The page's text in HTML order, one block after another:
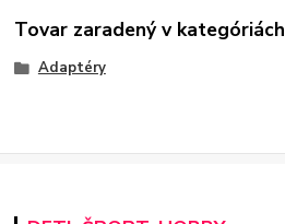
Tovar zaradený v kategóriách
Adaptéry